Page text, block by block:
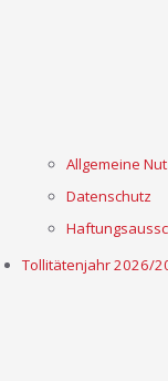
Allgemeine
Datenschutz
Tollitätenjahr 2026/